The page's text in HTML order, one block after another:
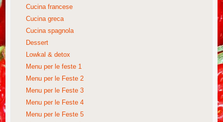
Cucina francese
Cucina greca
Cucina spagnola
Dessert
Lowkal & detox
Menu per le feste 1
Menu per le Feste 2
Menu per le Feste 3
Menu per le Feste 4
Menu per le Feste 5